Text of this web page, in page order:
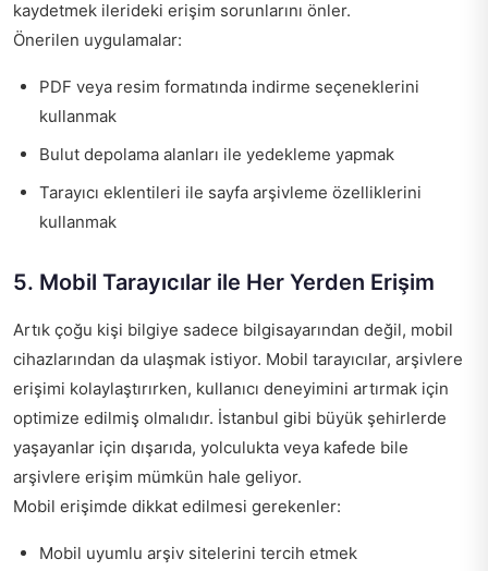
kaydetmek ilerideki erişim sorunlarını önler.
Önerilen uygulamalar:
PDF veya resim formatında indirme seçeneklerini
kullanmak
Bulut depolama alanları ile yedekleme yapmak
Tarayıcı eklentileri ile sayfa arşivleme özelliklerini
kullanmak
5. Mobil Tarayıcılar ile Her Yerden Erişim
Artık çoğu kişi bilgiye sadece bilgisayarından değil, mobil
cihazlarından da ulaşmak istiyor. Mobil tarayıcılar, arşivlere
erişimi kolaylaştırırken, kullanıcı deneyimini artırmak için
optimize edilmiş olmalıdır. İstanbul gibi büyük şehirlerde
yaşayanlar için dışarıda, yolculukta veya kafede bile
arşivlere erişim mümkün hale geliyor.
Mobil erişimde dikkat edilmesi gerekenler:
Mobil uyumlu arşiv sitelerini tercih etmek